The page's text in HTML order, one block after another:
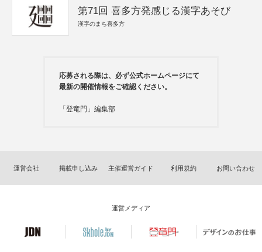
第71回 喜多方発感じる漢字あそび
漢字のまち喜多方
応募される際は、必ず公式ホームページにて
最新の開催情報をご確認ください。
「登竜門」編集部
運営会社 掲載申し込み 主催運営ガイド 利用規約 お問い合わせ
運営メディア